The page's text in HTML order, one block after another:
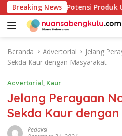
a
Breaking News
Petakan Potensi Produk
Beranda Advertorial
Jelang
Sekda Kaur dengan Masyarakat
Advertorial, Kaur
Jelang Perayaan
Sekda Kaur
Redaksi